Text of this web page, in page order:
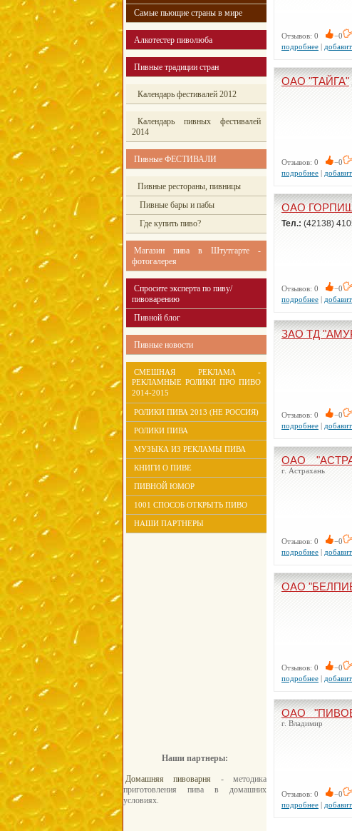
Самые пьющие страны в мире
Алкотестер пиволюба
Пивные традиции стран
Календарь фестивалей 2012
Календарь пивных фестивалей
2014
Пивные ФЕСТИВАЛИ
Пивные рестораны, пивницы
Пивные бары и пабы
Где купить пиво?
Магазин пива в Штутгарте -
фотогалерея
Спросите эксперта по пиву/
пивоварению
Пивной блог
Пивные новости
СМЕШНАЯ РЕКЛАМА -
РЕКЛАМНЫЕ РОЛИКИ ПРО ПИВО
2014-2015
РОЛИКИ ПИВА 2013 (НЕ РОССИЯ)
РОЛИКИ ПИВА
МУЗЫКА ИЗ РЕКЛАМЫ ПИВА
КНИГИ О ПИВЕ
ПИВНОЙ ЮМОР
1001 СПОСОБ ОТКРЫТЬ ПИВО
НАШИ ПАРТНЕРЫ
Наши партнеры:
Домашняя пивоварня - методика
приготовления пива в домашних
условиях.
Отзывов: 0 −0
подробнее |
ОАО "ТАЙГА"
Отзывов: 0 −0
подробнее |
ОАО
Тел.: (42138)
Отзывов: 0 −0
подробнее |
ЗАО ТД
Отзывов: 0 −0
подробнее |
ОАО
г. Астрахань
Отзывов: 0 −0
подробнее |
ОАО
Отзывов: 0 −0
подробнее |
ОАО
г. Владимир
Отзывов: 0 −0
подробнее |